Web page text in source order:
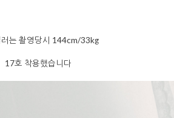
는 촬영당시 144cm/33kg
17호 착용했습니다